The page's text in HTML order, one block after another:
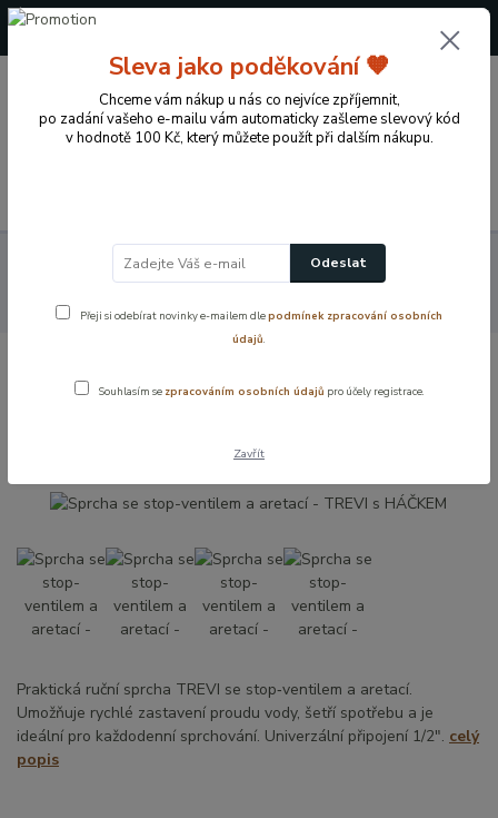
+420 724 722 973
0 Kč
Koupelnové vybavení a doplňky
Sprchový program
Sprchové hlavice
Sprcha se stop-ventilem a aretací - TREVI s
HÁČKEM
Sprcha se stop-ventilem a aretací -
Praktická ruční sprcha TREVI se stop‑ventilem a aretací.
Umožňuje rychlé zastavení proudu vody, šetří spotřebu a je
ideální pro každodenní sprchování. Univerzální připojení 1/2". celý
popis
Sleva jako poděkování 🧡
Chceme vám nákup u nás co nejvíce zpříjemnit,
po zadání vašeho e-mailu vám automaticky zašleme slevový kód
v hodnotě 100 Kč, který můžete použít při dalším nákupu.
Odeslat
Přeji si odebírat novinky e-mailem dlepodmínek zpracování osobních
údajů.
Souhlasím se zpracováním osobních údajů pro účely registrace.
Zavřít